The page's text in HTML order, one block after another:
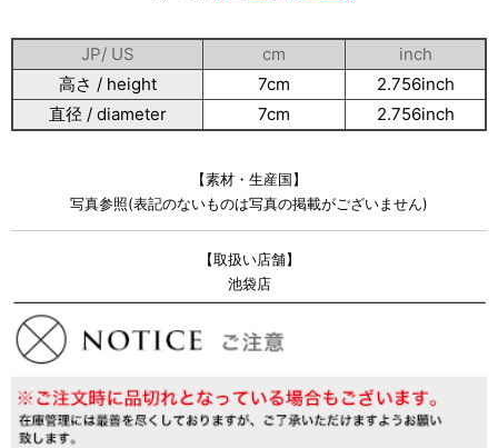
JP/ US cm
inch
高さ / height
7cm
2.756inch
直径 / diameter
7cm 2.756inch
【素材・生産国】
写真参照(表記のないものは写真の掲載がございません)
【取扱い店舗】
池袋店